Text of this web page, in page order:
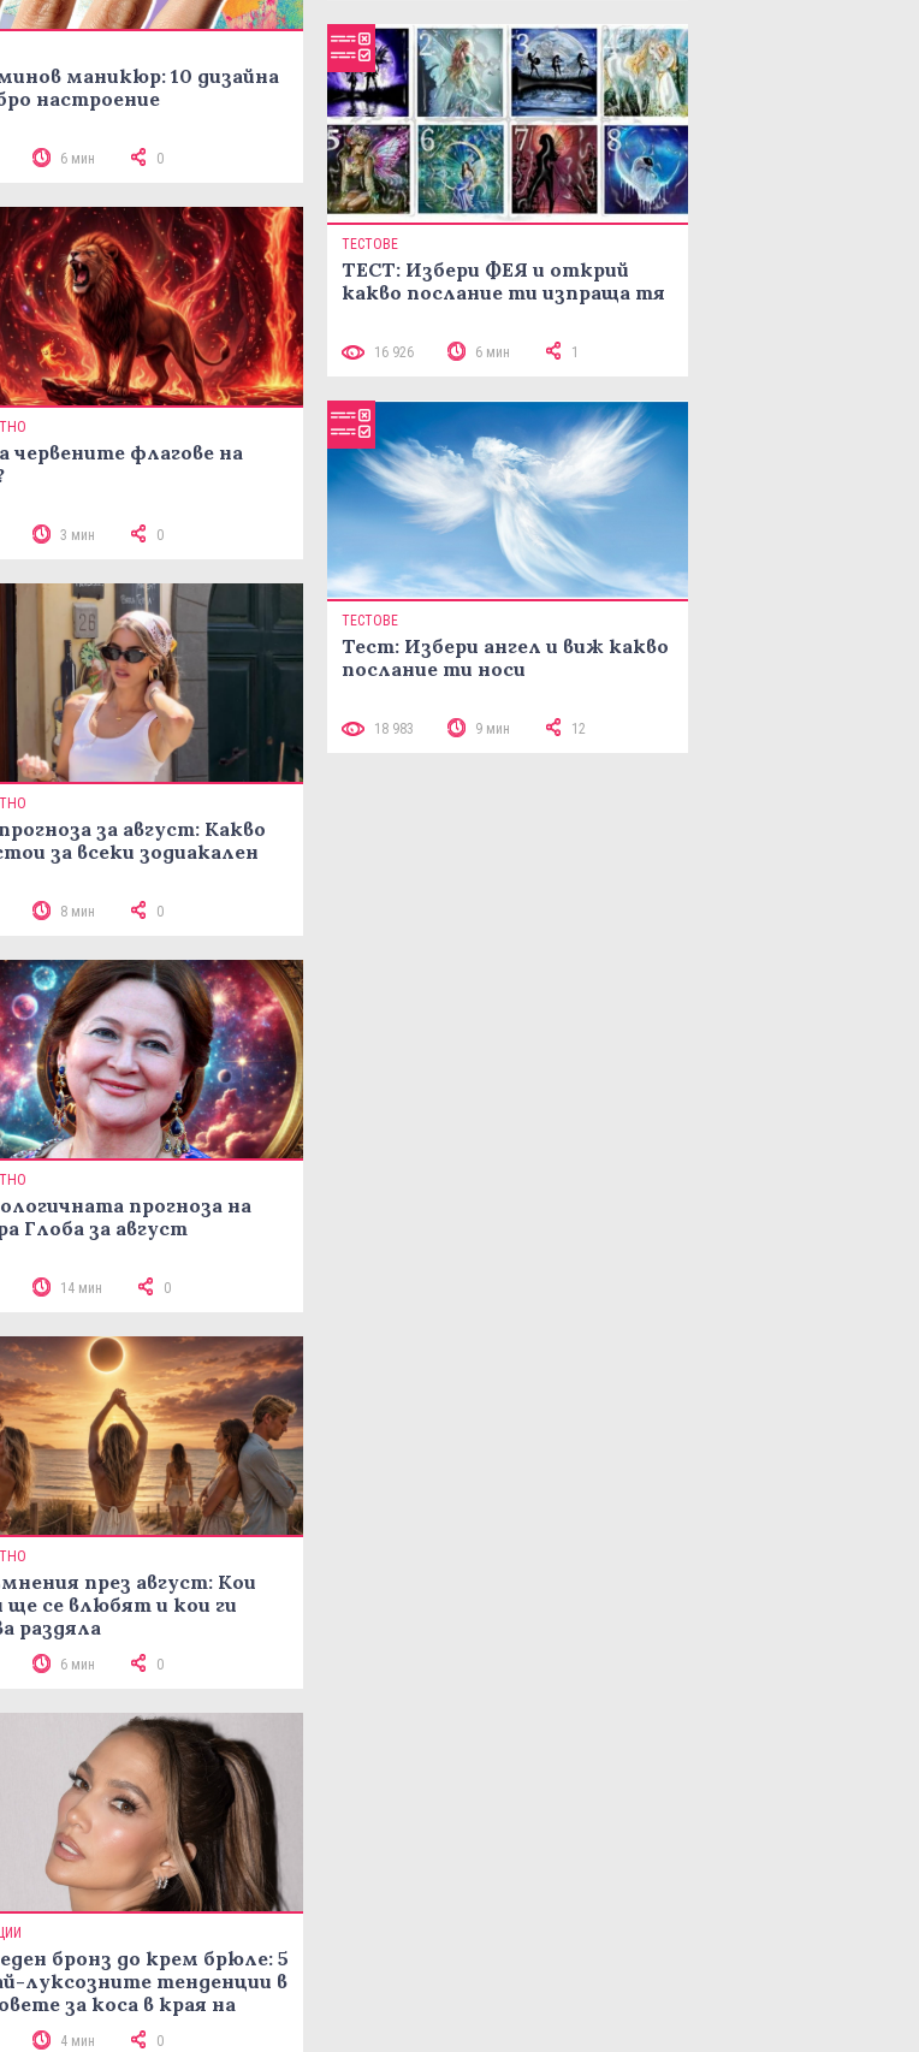
маникюр: 10 дизайна
настроение
6 мин 0
червените флагове на
3 мин 0
за август: Какво
за всеки зодиакален
8 мин 0
прогноза на
Глоба за август
14 мин 0
през август: Кои
ще се влюбят и кои ги
раздяла
6 мин 0
бронз до крем брюле: 5
луксозните тенденции в
за коса в края на
4 мин 0
ТЕСТОВЕ
ТЕСТ: Избери ФЕЯ и открий
какво послание ти изпраща тя
16 926 6 мин 1
ТЕСТОВЕ
Тест: Избери ангел и виж какво
послание ти носи
18 983 9 мин 12